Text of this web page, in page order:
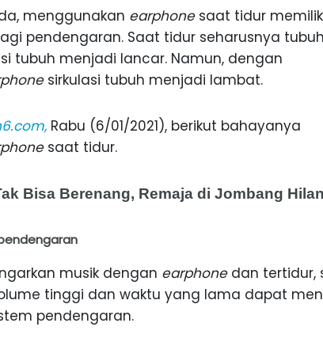
menggunakan earphonesaat tidur
pendengaran. Saat tidur seharusnya
tubuh menjadi lancar. Namun, dengan
sirkulasi tubuh menjadi lambat.
Rabu (6/01/2021), berikut bahayanya
saat tidur.
Bisa Berenang, Remaja di Jombang
musik dengan earphonedan tertidur,
tinggi dan waktu yang lama dapat
pendengaran.
PAHIT, NIKMATNYA
MADIUN
NGANJUK SEKOLAH
SEJAK 1996